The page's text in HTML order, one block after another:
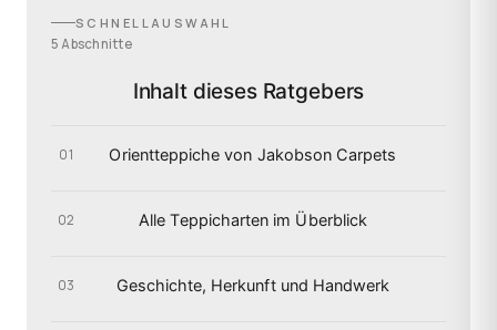
SCHNELLAUSWAHL
5 Abschnitte
Inhalt dieses Ratgebers
01 Orientteppiche von Jakobson Carpets
02 Alle Teppicharten im Überblick
03 Geschichte, Herkunft und Handwerk